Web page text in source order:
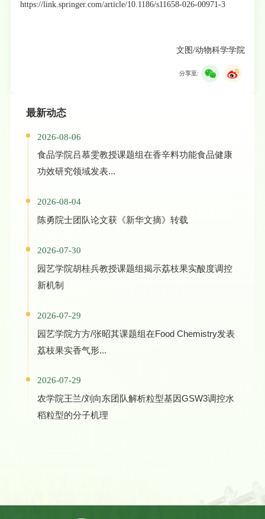
https://link.springer.com/article/10.1186/s11658-026-00971-3
文图/动物科学学院
分享至:
最新动态
2026-08-06
食品学院吕慕雯教授课题组在香辛料功能食品健康
功效研究领域发表...
2026-08-04
陈勇院士团队论文获《新华文摘》转载
2026-07-30
园艺学院胡桂兵教授课题组揭示荔枝果实酸度调控
新机制
2026-07-29
园艺学院方方/张昭其课题组在Food Chemistry发表
荔枝果实香气形...
2026-07-29
农学院王兰/刘向东团队解析粒型基因GSW3调控水
稻粒型的分子机理